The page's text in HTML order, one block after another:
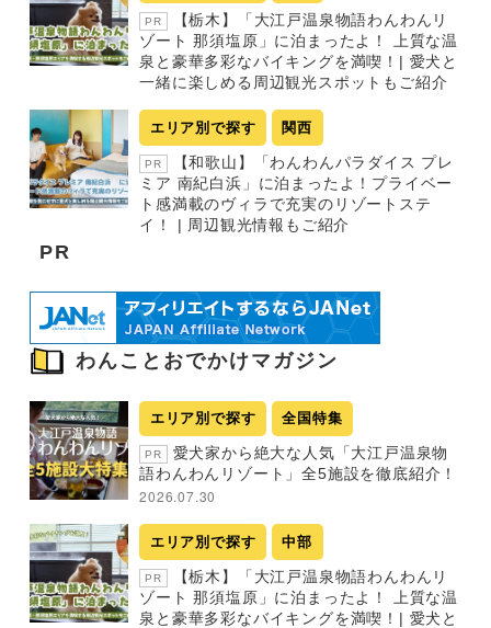
PR
【栃木】「大江戸温泉物語わんわんリ
ゾート 那須塩原」に泊まったよ！ 上質な温
泉と豪華多彩なバイキングを満喫！| 愛犬と
一緒に楽しめる周辺観光スポットもご紹介
エリア別で探す 関西
PR
【和歌山】「わんわんパラダイス プレ
ミア 南紀白浜」に泊まったよ！プライベー
ト感満載のヴィラで充実のリゾートステ
イ！ | 周辺観光情報もご紹介
PR
わんことおでかけマガジン
エリア別で探す 全国特集
PR
愛犬家から絶大な人気「大江戸温泉物
語わんわんリゾート」全5施設を徹底紹介！
2026.07.30
エリア別で探す 中部
PR
【栃木】「大江戸温泉物語わんわんリ
ゾート 那須塩原」に泊まったよ！ 上質な温
泉と豪華多彩なバイキングを満喫！| 愛犬と